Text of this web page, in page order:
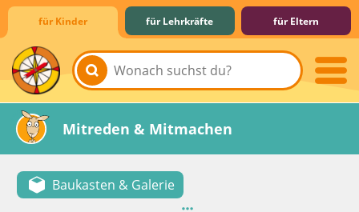
für Kinder für Lehrkräfte für Eltern
Lernen & Schule
Hobby & Freizeit
Spiel & Spaß
Mitreden & Mitmachen
Baukasten & Galerie